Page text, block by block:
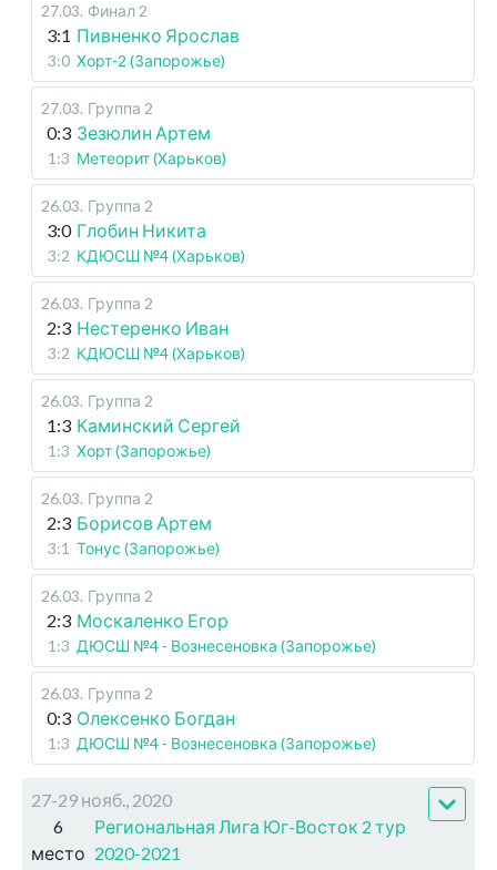
27.03. Финал 2
3:1 Пивненко Ярослав
3:0 Хорт-2 (Запорожье)
27.03. Группа 2
0:3 Зезюлин Артем
1:3 Метеорит (Харьков)
26.03. Группа 2
3:0 Глобин Никита
3:2 КДЮСШ №4 (Харьков)
26.03. Группа 2
2:3 Нестеренко Иван
3:2 КДЮСШ №4 (Харьков)
26.03. Группа 2
1:3 Каминский Сергей
1:3 Хорт (Запорожье)
26.03. Группа 2
2:3 Борисов Артем
3:1 Тонус (Запорожье)
26.03. Группа 2
2:3 Москаленко Егор
1:3 ДЮСШ №4 - Вознесеновка (Запорожье)
26.03. Группа 2
0:3 Олексенко Богдан
1:3 ДЮСШ №4 - Вознесеновка (Запорожье)
27-29 нояб., 2020
6
место
Региональная Лига Юг-Восток 2 тур
2020-2021